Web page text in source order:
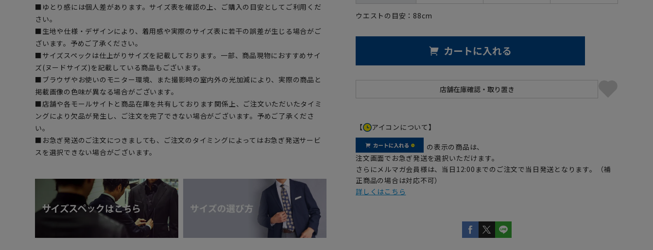
■ゆとり感には個人差があります。サイズ表を確認の上、ご購入の目安としてご利用くだ
さい。
■生地や仕様・デザインにより、着用感や実際のサイズ表に若干の誤差が生じる場合がご
ざいます。予めご了承ください。
■サイズスペックは仕上がりサイズを記載しております。一部、商品現物におすすめサイ
ズ(ヌードサイズ)を記載している商品もございます。
■ブラウザやお使いのモニター環境、また撮影時の室内外の光加減により、実際の商品と
掲載画像の色味が異なる場合がございます。
■店舗や各モールサイトと商品在庫を共有しております関係上、ご注文いただいたタイミ
ングにより欠品が発生し、ご注文を完了できない場合がございます。予めご了承くださ
い。
■お急ぎ発送のご注文につきましても、ご注文のタイミングによってはお急ぎ発送サービ
スを選択できない場合がございます。
ウエストの目安： 88cm
カートに入れる
【 アイコンについて】
の表示の商品は、
注文画面でお急ぎ発送を選択いただけます。
さらにメルマガ会員様は、当日12:00までのご注文で当日発送となります。（補
正商品の場合は対応不可）
詳しくはこちら